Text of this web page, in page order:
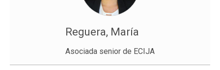
Reguera, María
Asociada senior de ECIJA